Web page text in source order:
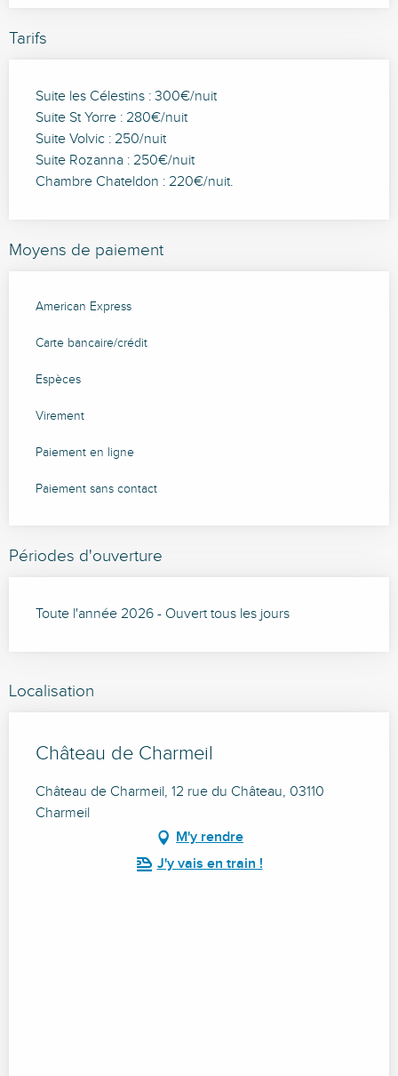
Tarifs
Suite les Célestins : 300€/nuit
Suite St Yorre : 280€/nuit
Suite Volvic : 250/nuit
Suite Rozanna : 250€/nuit
Chambre Chateldon : 220€/nuit.
Moyens de paiement
American Express
Carte bancaire/crédit
Espèces
Virement
Paiement en ligne
Paiement sans contact
Périodes d'ouverture
Toute l'année 2026 - Ouvert tous les jours
Localisation
Château de Charmeil
Château de Charmeil, 12 rue du Château, 03110
Charmeil
M'y rendre
J'y vais en train !